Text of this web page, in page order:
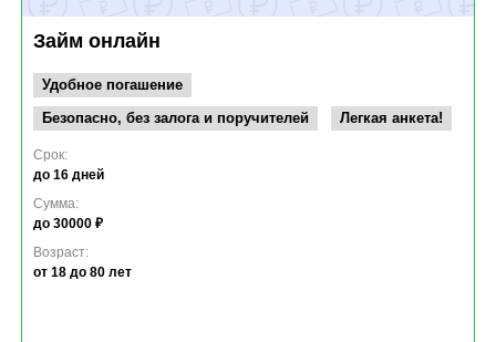
Займ онлайн
Удобное погашение
Безопасно, без залога и поручителей
Легкая анкета!
Срок:
до 16 дней
Сумма:
до 30000 ₽
Возраст:
от 18 до 80 лет